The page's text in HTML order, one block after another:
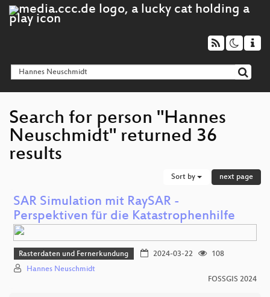
Search for person "Hannes
Neuschmidt" returned 36
results
Sort by next page
SAR Simulation mit RaySAR -
Perspektiven für die Katastrophenhilfe
Rasterdaten und Fernerkundung 2024-03-22
108
Hannes Neuschmidt
FOSSGIS 2024